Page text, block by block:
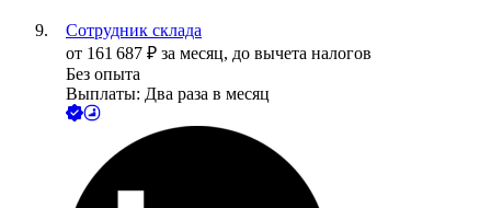
Сотрудник склада
от 161 687 ₽ за месяц, до вычета налогов
Без опыта
Выплаты: Два раза в месяц